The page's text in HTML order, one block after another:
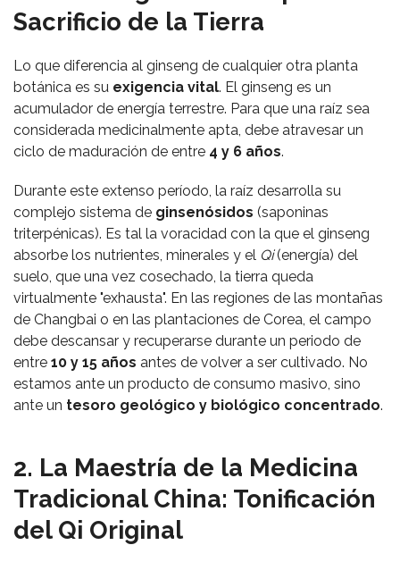
Sacrificio de la Tierra
Lo que diferencia al ginseng de cualquier otra planta
botánica es su exigencia vital. El ginseng es un
acumulador de energía terrestre. Para que una raíz sea
considerada medicinalmente apta, debe atravesar un
ciclo de maduración de entre 4 y 6 años.
Durante este extenso período, la raíz desarrolla su
complejo sistema de ginsenósidos (saponinas
triterpénicas). Es tal la voracidad con la que el ginseng
absorbe los nutrientes, minerales y el Qi(energía) del
suelo, que una vez cosechado, la tierra queda
virtualmente "exhausta". En las regiones de las montañas
de Changbai o en las plantaciones de Corea, el campo
debe descansar y recuperarse durante un periodo de
entre 10 y 15 años antes de volver a ser cultivado. No
estamos ante un producto de consumo masivo, sino
ante un tesoro geológico y biológico concentrado.
2. La Maestría de la Medicina
Tradicional China: Tonificación
del Qi Original